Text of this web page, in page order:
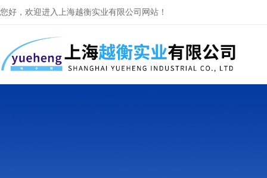
您好，欢迎进入上海越衡实业有限公司网站！